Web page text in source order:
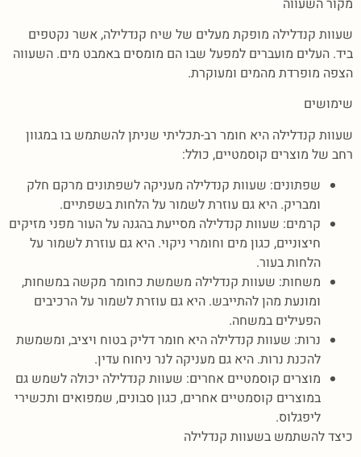
שעוות קנדלילה מופקת מעלים של שיח קנדלילה, אשר נקטפים
ביד. העלים מועברים למפעל שבו הם מומסים באמבט מים. השעווה
הצפה מופרדת מהמים ומעוקרת.
שימושים
שעוות קנדלילה היא חומר רב-תכליתי שניתן להשתמש בו במגוון
רחב של מוצרים קוסמטיים, כולל:
שפתונים: שעוות קנדלילה מעניקה לשפתונים מרקם חלק
ומבריק. היא גם עוזרת לשמור על הלחות בשפתיים.
קרמים: שעוות קנדלילה מסייעת בהגנה על העור מפני מזיקים
חיצוניים, כגון מים וחומרי ניקוי. היא גם עוזרת לשמור על
הלחות בעור.
משחות: שעוות קנדלילה משמשת כחומר מקשה במשחות,
ומונעת מהן להתייבש. היא גם עוזרת לשמור על הרכיבים
הפעילים במשחה.
נרות: שעוות קנדלילה היא חומר דליק בטוח ויציב, ומשמשת
להכנת נרות. היא גם מעניקה לנר ניחוח עדין.
מוצרים קוסמטיים אחרים: שעוות קנדלילה יכולה לשמש גם
במוצרים קוסמטיים אחרים, כגון סבונים, שמפואים ותכשירי
ליפגלוס.
כיצד להשתמש בשעוות קנדלילה